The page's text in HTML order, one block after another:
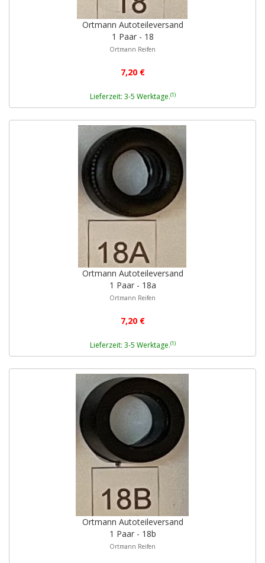
Ortmann Autoteileversand
1 Paar - 18
Ortmann Reifen
7,20 €
Lieferzeit: 3-5 Werktage.(1)
Ortmann Autoteileversand
1 Paar - 18a
Ortmann Reifen
7,20 €
Lieferzeit: 3-5 Werktage.(1)
Ortmann Autoteileversand
1 Paar - 18b
Ortmann Reifen